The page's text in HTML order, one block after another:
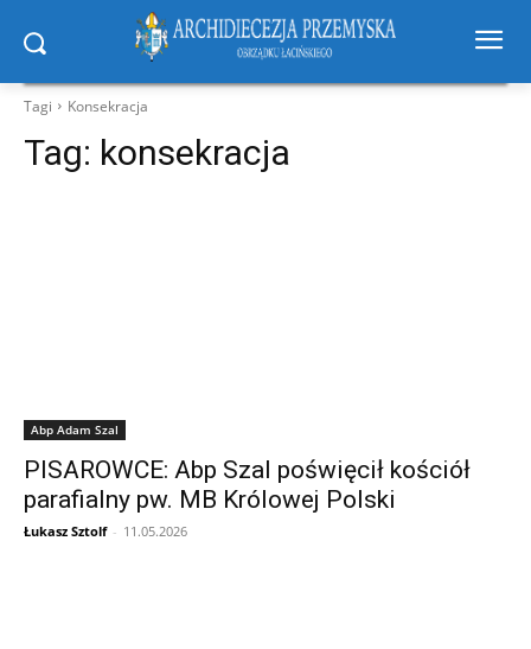
Tagi Konsekracja
Tag: konsekracja
Abp Adam Szal
PISAROWCE: Abp Szal poświęcił kościół
parafialny pw. MB Królowej Polski
Łukasz Sztolf - 11.05.2026